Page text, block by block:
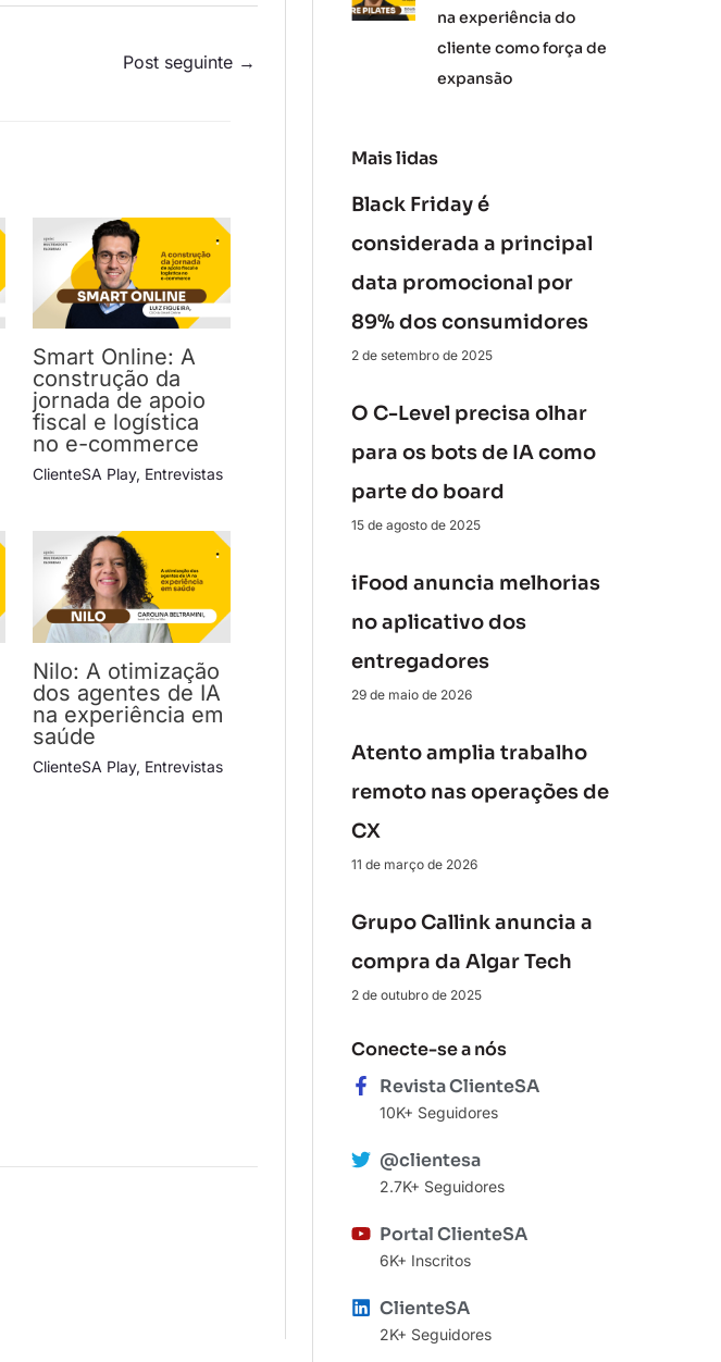
Post seguinte →
Smart Online: A
construção da
jornada de apoio
fiscal e logística
no e-commerce
ClienteSA Play, Entrevistas
Nilo: A otimização
dos agentes de IA
na experiência em
saúde
ClienteSA Play, Entrevistas
na experiência do
cliente como força de
expansão
Mais lidas
Black Friday é
considerada a principal
data promocional por
89% dos consumidores
2 de setembro de 2025
O C-Level precisa olhar
para os bots de IA como
parte do board
15 de agosto de 2025
iFood anuncia melhorias
no aplicativo dos
entregadores
29 de maio de 2026
Atento amplia trabalho
remoto nas operações de
CX
11 de março de 2026
Grupo Callink anuncia a
compra da Algar Tech
2 de outubro de 2025
Conecte-se a nós
Revista ClienteSA
10K+ Seguidores
@clientesa
2.7K+ Seguidores
Portal ClienteSA
6K+ Inscritos
ClienteSA
2K+ Seguidores